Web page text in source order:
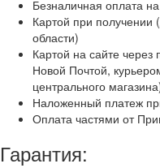
Безналичная оплата
Картой при получении
области)
Картой на сайте через
Новой Почтой,
центрального
Наложенный платеж
Оплата частями от
Гарантия: